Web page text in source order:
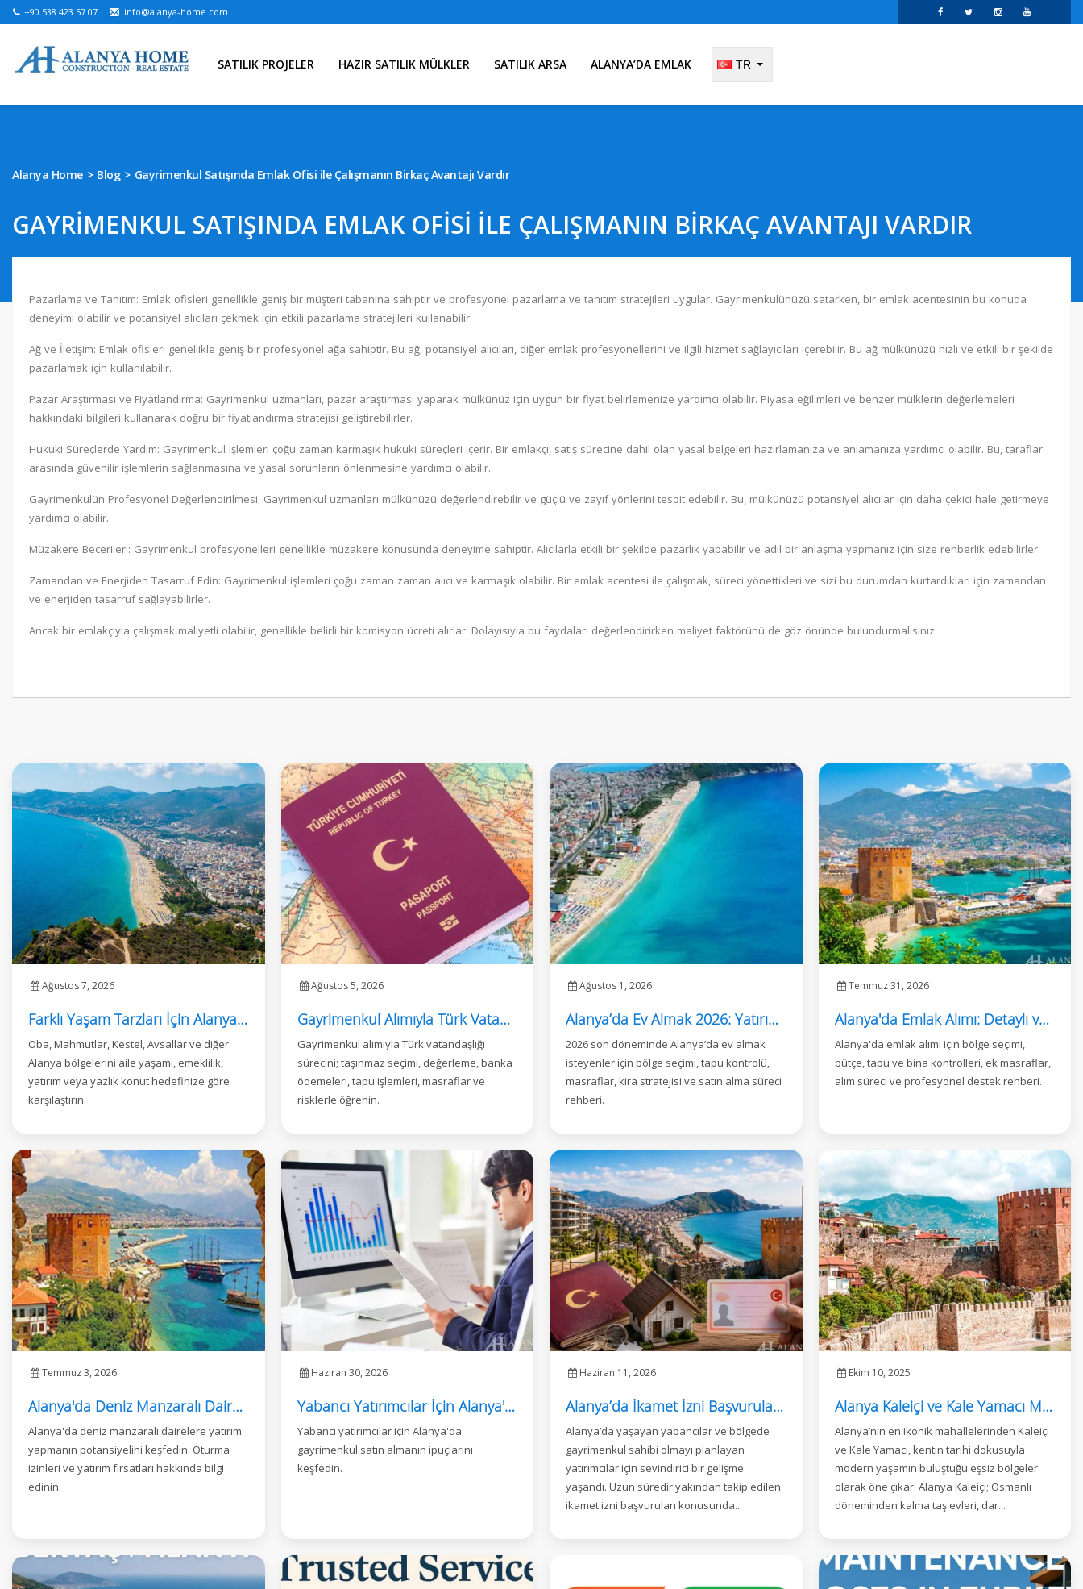
+90 538 423 57 07 info@alanya-home.com
TR
SATILIK PROJELER HAZIR SATILIK MÜLKLER SATILIK ARSA ALANYA’DA EMLAK
Alanya Home Blog Gayrimenkul Satışında Emlak Ofisi ile Çalışmanın Birkaç Avantajı Vardır
GAYRIMENKUL SATIŞINDA EMLAK OFISI ILE ÇALIŞMANIN BIRKAÇ AVANTAJI VARDIR
Pazarlama ve Tanıtım: Emlak ofisleri genellikle geniş bir müşteri tabanına sahiptir ve profesyonel pazarlama ve tanıtım stratejileri uygular. Gayrimenkulünüzü satarken, bir emlak acentesinin bu konuda
deneyimi olabilir ve potansiyel alıcıları çekmek için etkili pazarlama stratejileri kullanabilir.
Ağ ve İletişim: Emlak ofisleri genellikle geniş bir profesyonel ağa sahiptir. Bu ağ, potansiyel alıcıları, diğer emlak profesyonellerini ve ilgili hizmet sağlayıcıları içerebilir. Bu ağ mülkünüzü hızlı ve etkili bir şekilde
pazarlamak için kullanılabilir.
Pazar Araştırması ve Fiyatlandırma: Gayrimenkul uzmanları, pazar araştırması yaparak mülkünüz için uygun bir fiyat belirlemenize yardımcı olabilir. Piyasa eğilimleri ve benzer mülklerin değerlemeleri
hakkındaki bilgileri kullanarak doğru bir fiyatlandırma stratejisi geliştirebilirler.
Hukuki Süreçlerde Yardım: Gayrimenkul işlemleri çoğu zaman karmaşık hukuki süreçleri içerir. Bir emlakçı, satış sürecine dahil olan yasal belgeleri hazırlamanıza ve anlamanıza yardımcı olabilir. Bu, taraflar
arasında güvenilir işlemlerin sağlanmasına ve yasal sorunların önlenmesine yardımcı olabilir.
Gayrimenkulün Profesyonel Değerlendirilmesi: Gayrimenkul uzmanları mülkünüzü değerlendirebilir ve güçlü ve zayıf yönlerini tespit edebilir. Bu, mülkünüzü potansiyel alıcılar için daha çekici hale getirmeye
yardımcı olabilir.
Müzakere Becerileri: Gayrimenkul profesyonelleri genellikle müzakere konusunda deneyime sahiptir. Alıcılarla etkili bir şekilde pazarlık yapabilir ve adil bir anlaşma yapmanız için size rehberlik edebilirler.
Zamandan ve Enerjiden Tasarruf Edin: Gayrimenkul işlemleri çoğu zaman zaman alıcı ve karmaşık olabilir. Bir emlak acentesi ile çalışmak, süreci yönettikleri ve sizi bu durumdan kurtardıkları için zamandan
ve enerjiden tasarruf sağlayabilirler.
Ancak bir emlakçıyla çalışmak maliyetli olabilir, genellikle belirli bir komisyon ücreti alırlar. Dolayısıyla bu faydaları değerlendirirken maliyet faktörünü de göz önünde bulundurmalısınız.
Ağustos 7, 2026
Farklı Yaşam Tarzları İçin Alanya'nın En İyi Mahalleleri
Oba, Mahmutlar, Kestel, Avsallar ve diğer
Alanya bölgelerini aile yaşamı, emeklilik,
yatırım veya yazlık konut hedefinize göre
karşılaştırın.
Ağustos 5, 2026
Gayrimenkul Alımıyla Türk Vatandaşlığı Rehberi
Gayrimenkul alımıyla Türk vatandaşlığı
sürecini; taşınmaz seçimi, değerleme, banka
ödemeleri, tapu işlemleri, masraflar ve
risklerle öğrenin.
Ağustos 1, 2026
Alanya’da Ev Almak 2026: Yatırımcı Rehberi
2026 son döneminde Alanya’da ev almak
isteyenler için bölge seçimi, tapu kontrolü,
masraflar, kira stratejisi ve satın alma süreci
rehberi.
Temmuz 31, 2026
Alanya'da Emlak Alımı: Detaylı ve Güvenli Satın Alma Rehberi
Alanya'da emlak alımı için bölge seçimi,
bütçe, tapu ve bina kontrolleri, ek masraflar,
alım süreci ve profesyonel destek rehberi.
Temmuz 3, 2026
Alanya'da Deniz Manzaralı Daire Yatırımı
Alanya'da deniz manzaralı dairelere yatırım
yapmanın potansiyelini keşfedin. Oturma
izinleri ve yatırım fırsatları hakkında bilgi
edinin.
Haziran 30, 2026
Yabancı Yatırımcılar İçin Alanya'da Gayrimenkul Satın Alma Rehberi
Yabancı yatırımcılar için Alanya'da
gayrimenkul satın almanın ipuçlarını
keşfedin.
Haziran 11, 2026
Alanya’da İkamet İzni Başvuruları Yeniden Açıldı
Alanya’da yaşayan yabancılar ve bölgede
gayrimenkul sahibi olmayı planlayan
yatırımcılar için sevindirici bir gelişme
yaşandı. Uzun süredir yakından takip edilen
ikamet izni başvuruları konusunda...
Ekim 10, 2025
Alanya Kaleiçi ve Kale Yamacı Mahallesi: Yatırım ve Lüks Yaşamın Buluştuğu Nokta
Alanya’nın en ikonik mahallelerinden Kaleiçi
ve Kale Yamacı, kentin tarihi dokusuyla
modern yaşamın buluştuğu eşsiz bölgeler
olarak öne çıkar. Alanya Kaleiçi; Osmanlı
döneminden kalma taş evleri, dar...